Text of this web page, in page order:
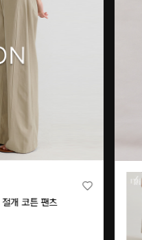
개 코튼 팬츠